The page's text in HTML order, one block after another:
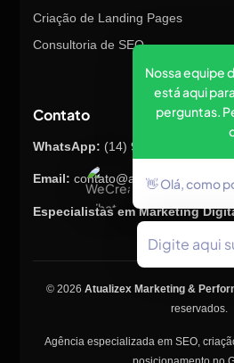
Criação de Landing Pages
Consultoria de SEO
Contato
WhatsApp: (14) 98145-8847
Email: contato@atualizex.com.br
Especialistas em Marketing
© 2026 Atualizex Marketing &
reservados.
Agência especializada em SEO,
Nossa equipe
está aqui
perguntas.
👋 Olá, como